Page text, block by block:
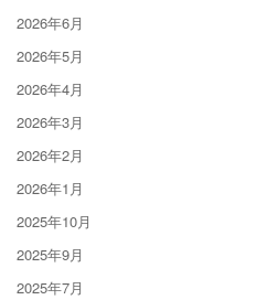
2026年6月
2026年5月
2026年4月
2026年3月
2026年2月
2026年1月
2025年10月
2025年9月
2025年7月